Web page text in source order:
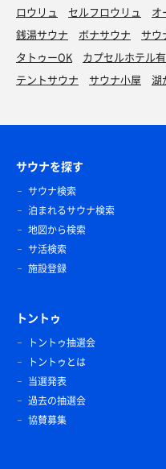
ロウリュ セルフロウリュ オ
銭湯サウナ
ボナサウナ サウ
タトゥーOK
カプセルホテル
テントサウナ
サウナ小屋 湖
サウナを探す
サウナ検索
泊まれるサウナ検索
地図から検索
サ活検索
施設登録
トントゥ
トントゥ抽選会
トントゥとは
当選発表
過去の抽選会
協賛募集